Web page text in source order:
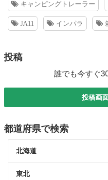
キャンピングトレーラー
JA11 インパラ
投稿
誰でも今すぐ
投稿画
都道府県で検索
北海道
東北